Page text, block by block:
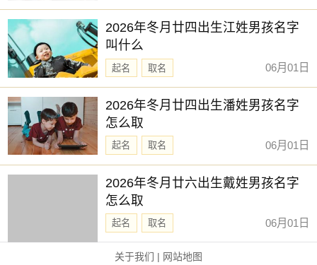
2026年冬月廿四出生江姓男孩名字
叫什么
起名 取名 06月01日
2026年冬月廿四出生潘姓男孩名字
怎么取
起名 取名 06月01日
2026年冬月廿六出生戴姓男孩名字
怎么取
起名 取名 06月01日
关于我们 | 网站地图